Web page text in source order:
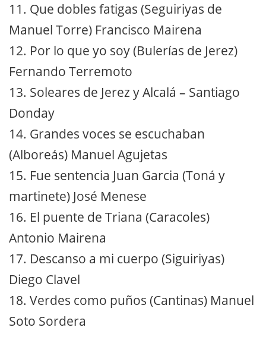
11. Que dobles fatigas (Seguiriyas de
Manuel Torre) Francisco Mairena
12. Por lo que yo soy (Bulerías de Jerez)
Fernando Terremoto
13. Soleares de Jerez y Alcalá – Santiago
Donday
14. Grandes voces se escuchaban
(Alboreás) Manuel Agujetas
15. Fue sentencia Juan Garcia (Toná y
martinete) José Menese
16. El puente de Triana (Caracoles)
Antonio Mairena
17. Descanso a mi cuerpo (Siguiriyas)
Diego Clavel
18. Verdes como puños (Cantinas) Manuel
Soto Sordera